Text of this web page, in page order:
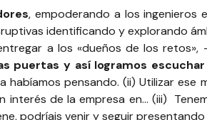
, empoderando a los ingenieros
identificando y explorando
a los «dueños de los retos»,
puertas y así logramos
habíamos pensando. (ii) Utilizar
interés de la empresa en… (iii)
podríais venir y seguir